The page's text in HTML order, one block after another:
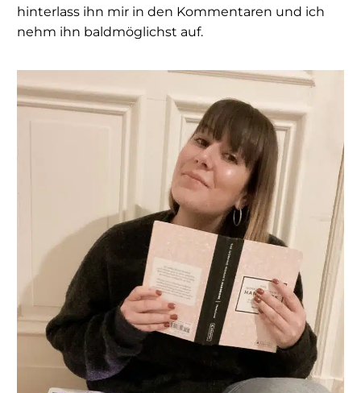
hinterlass ihn mir in den Kommentaren und ich
nehm ihn baldmöglichst auf.